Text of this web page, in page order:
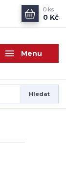
Menu
Hledat
0 ks
0 Kč